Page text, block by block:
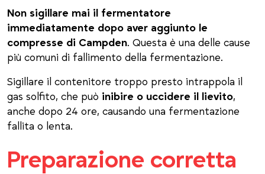
Non sigillare mai il fermentatore
immediatamente dopo aver aggiunto le
compresse di Campden. Questa è una delle cause
più comuni di fallimento della fermentazione.
Sigillare il contenitore troppo presto intrappola il
gas solfito, che può inibire o uccidere il lievito,
anche dopo 24 ore, causando una fermentazione
fallita o lenta.
Preparazione corretta